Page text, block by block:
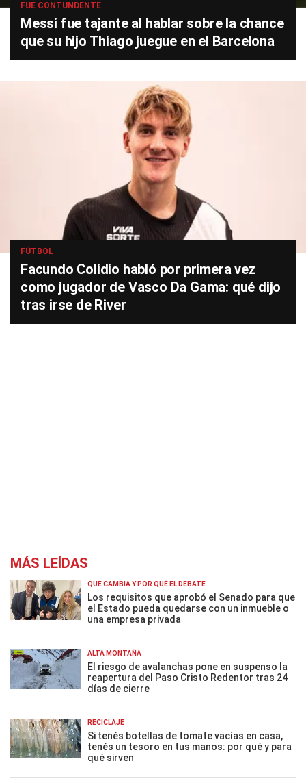
FUE CONTUNDENTE
Messi fue tajante al hablar sobre la chance
que su hijo Thiago juegue en el Barcelona
FÚTBOL
Facundo Colidio habló por primera vez
como jugador de Vasco Da Gama: qué dijo
tras irse de River
MÁS LEÍDAS
QUÉ CAMBIA Y POR QUÉ EL DEBATE
Los requisitos que aprobó el Senado para que
el Estado pueda quedarse con un inmueble o
una empresa privada
ALTA MONTAÑA
El riesgo de avalanchas pone en suspenso la
reapertura del Paso Cristo Redentor tras 24
días de cierre
RECICLAJE
Si tenés botellas de tomate vacías en casa,
tenés un tesoro en tus manos: por qué y para
qué sirven